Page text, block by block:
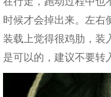
时候才会掉出来。左右
装载上觉得很鸡肋，装
是可以的，建议不要转